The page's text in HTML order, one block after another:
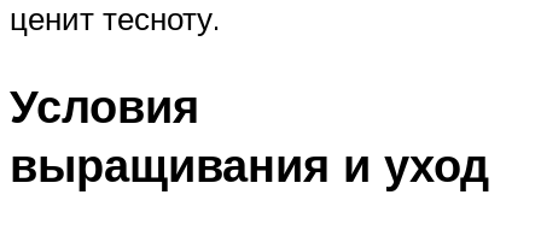
ценит тесноту.
Условия
выращивания и уход